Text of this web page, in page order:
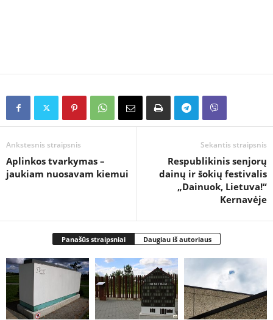
Ankstesnis straipsnis
Aplinkos tvarkymas –
jaukiam nuosavam kiemui
Sekantis straipsnis
Respublikinis senjorų
dainų ir šokių festivalis
„Dainuok, Lietuva!“
Kernavėje
Panašūs straipsniai Daugiau iš autoriaus